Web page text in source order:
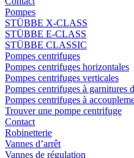
Pompes
STÜBBE X-CLASS
STÜBBE E-CLASS
STÜBBE CLASSIC
Pompes centrifuges
Pompes centrifuges horizontales
Pompes centrifuges verticales
Pompes centrifuges à garnitures
Pompes centrifuges à
Trouver une pompe centrifuge
Contact
Robinetterie
Vannes d’arrêt
Vannes de régulation